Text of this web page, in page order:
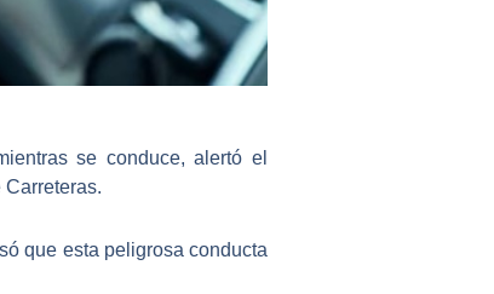
se conduce, alertó el
que esta peligrosa conducta